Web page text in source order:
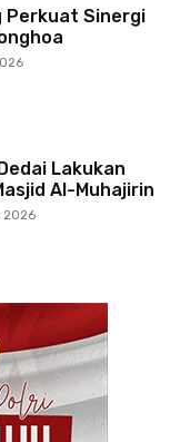
Perkuat Sinergi
Lakukan
Al-Muhajirin
2026